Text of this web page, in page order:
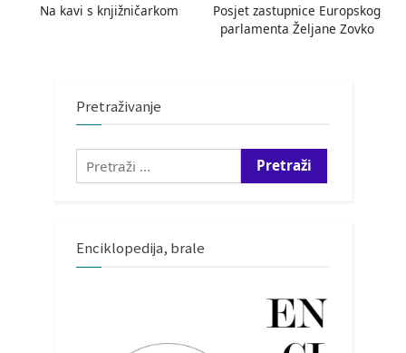
Na kavi s knjižničarkom
Posjet zastupnice Europskog
parlamenta Željane Zovko
Pretraživanje
Pretraži:
Enciklopedija, brale